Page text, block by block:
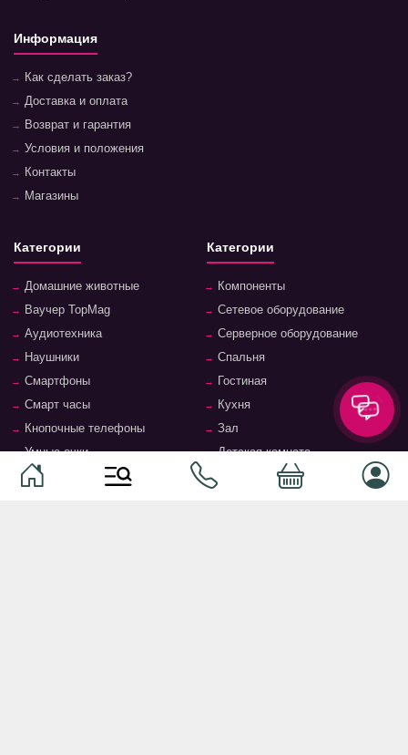
Информация
Как сделать заказ?
Доставка и оплата
Возврат и гарантия
Условия и положения
Контакты
Магазины
Категории
Домашние животные
Ваучер TopMag
Аудиотехника
Наушники
Смартфоны
Смарт часы
Кнопочные телефоны
Умные очки
Программное обеспечение
Категории
Компоненты
Сетевое оборудование
Серверное оборудование
Спальня
Гостиная
Кухня
Зал
Детская комната
Офис и кабинет